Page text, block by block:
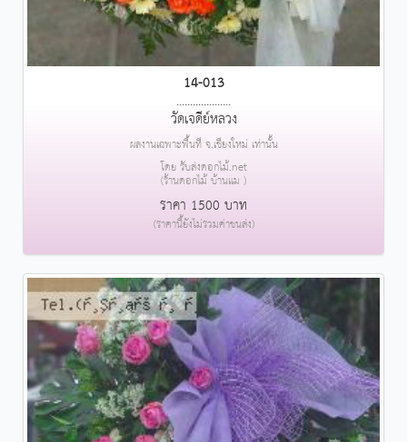
14-013
....................
วัดเจดีย์หลวง
ผลงานเฉพาะพื้นที่ จ.เชียงใหม่ เท่านั้น
โดย รับส่งดอกไม้.net
(ร้านดอกไม้ บ้านแม )
ราคา 1500 บาท
(ราคานี้ยังไม่รวมค่าขนส่ง)